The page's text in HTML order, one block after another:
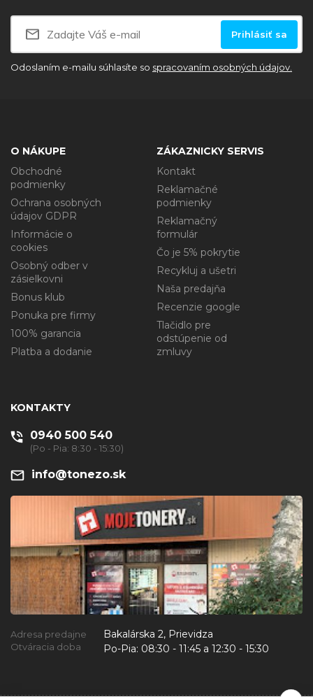
Prihlásiť sa
Odoslaním e-mailu súhlasíte so spracovaním osobných údajov.
O NÁKUPE
Obchodné
podmienky
Ochrana osobných
údajov GDPR
Informácie o
cookies
Osobný odber v
zásielkovni
Bonus klub
Ponuka pre firmy
100% garancia
Platba a dodanie
ZÁKAZNICKY SERVIS
Kontakt
Reklamačné
podmienky
Reklamačný
formulár
Čo je 5% pokrytie
Recykluj a ušetri
Naša predajňa
Recenzie google
Tlačidlo pre
odstúpenie od
zmluvy
KONTAKTY
0940 500 540
(Po - Pia: 8:30 - 15:30)
info@tonezo.sk
Adresa predajne Bakalárska 2, Prievidza
Otváracia doba Po-Pia: 08:30 - 11:45 a 12:30 - 15:30